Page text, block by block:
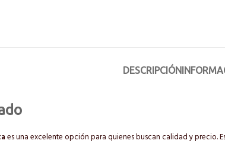
DESCRIPCIÓN
es una excelente opción para quienes buscan calidad y precio.